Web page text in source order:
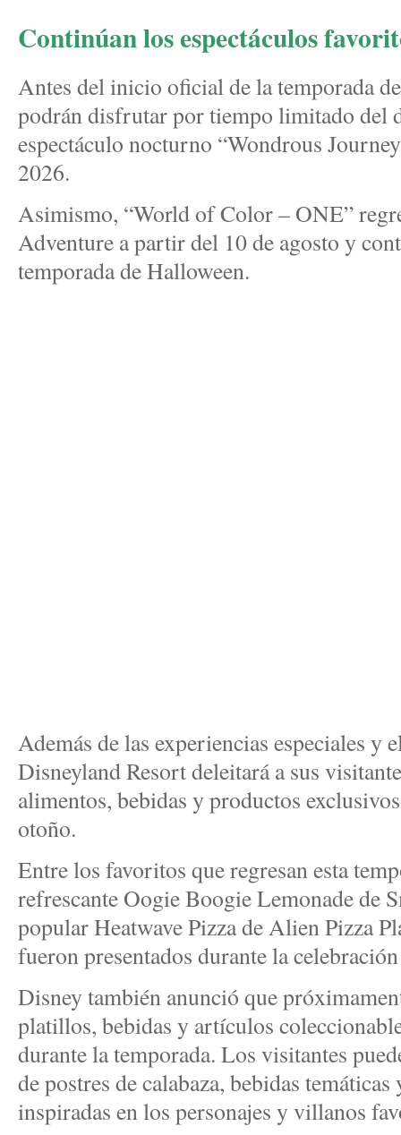
Continúan los espectáculos
Antes del inicio oficial de la temporada
podrán disfrutar por tiempo limitado del
espectáculo nocturno “Wondrous
2026.
Asimismo, “World of Color – ONE”
Adventure a partir del 10 de agosto y
temporada de Halloween.
Además de las experiencias especiales y
Disneyland Resort deleitará a sus
alimentos, bebidas y productos
otoño.
Entre los favoritos que regresan esta
refrescante Oogie Boogie Lemonade de
popular Heatwave Pizza de Alien Pizza
fueron presentados durante la
Disney también anunció que
platillos, bebidas y artículos
durante la temporada. Los visitantes
de postres de calabaza, bebidas
inspiradas en los personajes y villanos